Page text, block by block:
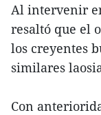
Al intervenir
resaltó que el
los creyentes
similares
Con